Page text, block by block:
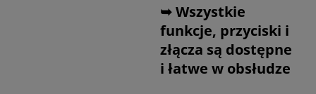
➥ Wszystkie
funkcje, przyciski i
złącza są dostępne
i łatwe w obsłudze